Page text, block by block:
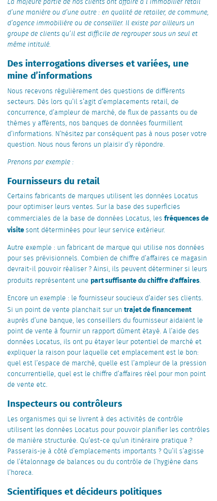
d’une manière ou d’une autre : en qualité de retailer, de commune,
d’agence immobilière ou de conseiller. Il existe par ailleurs un
groupe de clients qu’il est difficile de regrouper sous un seul et
même intitulé.
Des interrogations diverses et variées, une
mine d’informations
Nous recevons régulièrement des questions de différents
secteurs. Dès lors qu’il s’agit d’emplacements retail, de
concurrence, d’ampleur de marché, de flux de passants ou de
thèmes y afférents, nos banques de données fourmillent
d’informations. N’hésitez par conséquent pas à nous poser votre
question. Nous nous ferons un plaisir d’y répondre.
Prenons par exemple :
Fournisseurs du retail
Certains fabricants de marques utilisent les données Locatus
pour optimiser leurs ventes. Sur la base des superficies
commerciales de la base de données Locatus, les fréquences de
visitesont déterminées pour leur service extérieur.
Autre exemple : un fabricant de marque qui utilise nos données
pour ses prévisionnels. Combien de chiffre d’affaires ce magasin
devrait-il pouvoir réaliser ? Ainsi, ils peuvent déterminer si leurs
produits représentent une part suffisante du chiffre d’affaires.
Encore un exemple : le fournisseur soucieux d’aider ses clients.
Si un point de vente planchait sur un trajet de financement
auprès d’une banque, les conseillers du fournisseur aidaient le
point de vente à fournir un rapport dûment étayé. A l’aide des
données Locatus, ils ont pu étayer leur potentiel de marché et
expliquer la raison pour laquelle cet emplacement est le bon:
quel est l’espace de marché, quelle est l’ampleur de la pression
concurrentielle, quel est le chiffre d’affaires réel pour mon point
de vente etc.
Inspecteurs ou contrôleurs
Les organismes qui se livrent à des activités de contrôle
utilisent les données Locatus pour pouvoir planifier les contrôles
de manière structurée. Qu’est-ce qu’un itinéraire pratique ?
Passerais-je à côté d’emplacements importants ? Qu’il s’agisse
de l’étalonnage de balances ou du contrôle de l’hygiène dans
l’horeca.
Scientifiques et décideurs politiques